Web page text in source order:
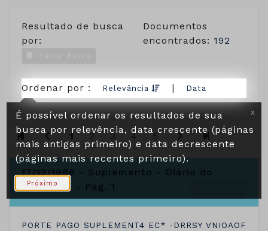
Resultado de busca
por:
Documentos
encontrados: 192
Ordenar por : Relevância | Data
1 2 3 4 5
17/12/1986 - Suplemento - Diário do
Município - Pag. 1
PORTE PAGO SUPLEMENT4 EC* -DRRSY VNIOAOF
É possível ordenar os resultados de sua
busca por relevência, data crescente (páginas
mais antigas primeiro) e data decrescente
(páginas mais recentes primeiro).
Próximo
X